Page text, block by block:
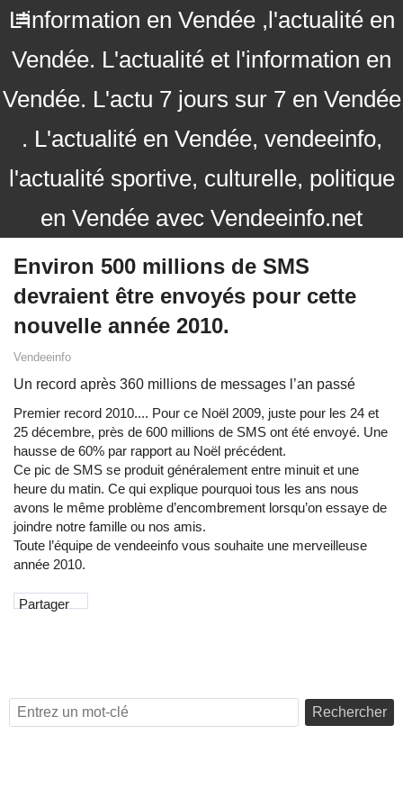
L'information en Vendée ,l'actualité en
Vendée. L'actualité et l'information en
Vendée. L'actu 7 jours sur 7 en Vendée
. L'actualité en Vendée, vendeeinfo,
l'actualité sportive, culturelle, politique
en Vendée avec Vendeeinfo.net
Environ 500 millions de SMS
devraient être envoyés pour cette
nouvelle année 2010.
Vendeeinfo
Un record après 360 millions de messages l’an passé
Premier record 2010.... Pour ce Noël 2009, juste pour les 24 et
25 décembre, près de 600 millions de SMS ont été envoyé. Une
hausse de 60% par rapport au Noël précédent.
Ce pic de SMS se produit généralement entre minuit et une
heure du matin. Ce qui explique pourquoi tous les ans nous
avons le même problème d’encombrement lorsqu’on essaye de
joindre notre famille ou nos amis.
Toute l’équipe de vendeeinfo vous souhaite une merveilleuse
année 2010.
Partager
Rechercher